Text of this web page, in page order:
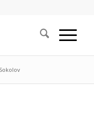
Sokolov